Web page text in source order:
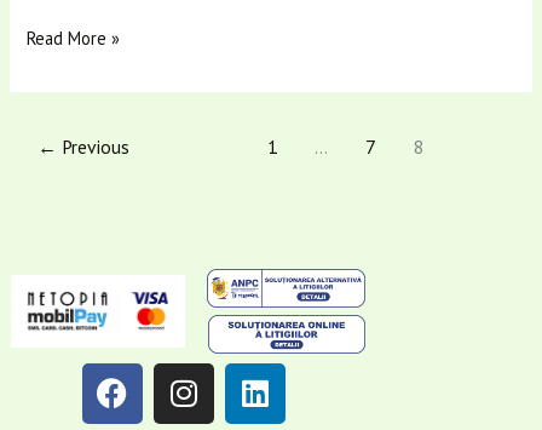
Read More »
← Previous 1 … 7 8
F
a
I
n
L
i